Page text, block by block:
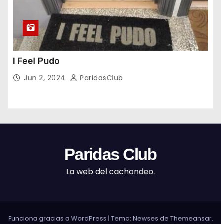
I Feel Pudo
Jun 2, 2024 ParidasClub
Paridas Club
La web del cachondeo.
Funciona gracias a WordPress | Tema: Newses de Themeansar.